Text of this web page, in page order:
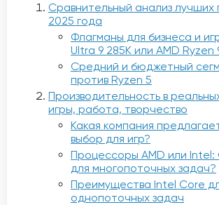
Сравнительный анализ
2025 года
Флагманы для бизнеса и
Ultra 9 285K или AMD Ryzen
Средний и бюджетный
против Ryzen 5
Производительность в
игры, работа, творчество
Какая компания
выбор для игр?
Процессоры AMD или Intel:
для многопоточных задач?
Преимущества Intel Core
однопоточных задач